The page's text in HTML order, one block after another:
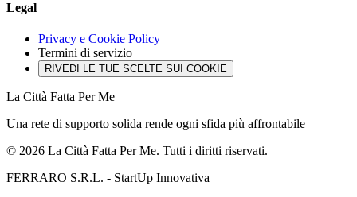
Legal
Privacy e Cookie Policy
Termini di servizio
RIVEDI LE TUE SCELTE SUI COOKIE
La Città Fatta Per Me
Una rete di supporto solida rende ogni sfida più affrontabile
© 2026 La Città Fatta Per Me. Tutti i diritti riservati.
FERRARO S.R.L. - StartUp Innovativa